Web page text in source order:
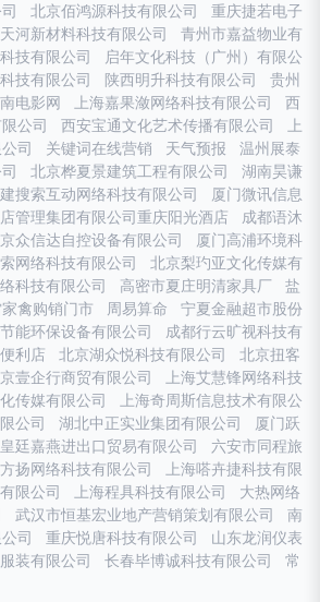
北京佰鸿源科技有限公司
重庆捷若电子
河新材料科技有限公司
青州市嘉益物业有
技有限公司
启年文化科技（广州）有限公
技有限公司 陕西明升科技有限公司
贵州
电影网 上海嘉果潋网络科技有限公司
西
公司
西安宝通文化艺术传播有限公司
上
司
关键词在线营销 天气预报
温州展泰
北京桦夏景建筑工程有限公司
湖南昊谦
搜索互动网络科技有限公司
厦门微讯信息
管理集团有限公司重庆阳光酒店
成都语沐
众信达自控设备有限公司
厦门高浦环境科
网络科技有限公司
北京梨玓亚文化传媒有
科技有限公司 高密市夏庄明清家具厂
盐
禽购销门市
周易算命
宁夏金融超市股份
能环保设备有限公司
成都行云旷视科技有
利店 北京湖众悦科技有限公司
北京扭客
壹企行商贸有限公司
上海艾慧锋网络科技
传媒有限公司
上海奇周斯信息技术有限公
公司 湖北中正实业集团有限公司
厦门跃
廷嘉燕进出口贸易有限公司
六安市同程旅
方扬网络科技有限公司
上海嗒卉捷科技有限
限公司 上海程具科技有限公司
大热网络
武汉市恒基宏业地产营销策划有限公司
南
司
重庆悦唐科技有限公司
山东龙润仪表
装有限公司 长春毕博诚科技有限公司
常